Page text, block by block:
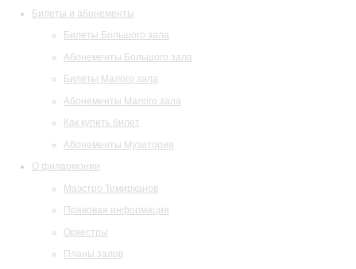
Билеты и абонементы
Билеты Большого зала
Абонементы Большого зала
Билеты Малого зала
Абонементы Малого зала
Как купить билет
Абонементы Музитория
О филармонии
Маэстро Темирканов
Правовая информация
Оркестры
Планы залов